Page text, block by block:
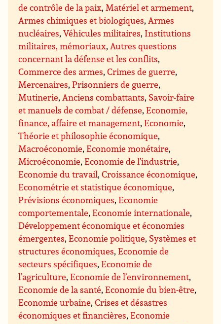
de contrôle de la paix,Matériel et armement,
Armes chimiques et biologiques,Armes
nucléaires,Véhicules militaires, Institutions
militaires, mémoriaux,Autres questions
concernant la défense et les conflits,
Commerce des armes,Crimes de guerre,
Mercenaires,Prisonniers de guerre,
Mutinerie,Anciens combattants, Savoir-faire
et manuels de combat / défense,Economie,
finance, affaire et management,Economie,
Théorie et philosophie économique,
Macroéconomie,Economie monétaire,
Microéconomie,Economie de l’industrie,
Economie du travail,Croissance économique,
Econométrie et statistique économique,
Prévisions économiques,Economie
comportementale,Economie internationale,
Développement économique et économies
émergentes,Economie politique, Systèmes et
structures économiques,Economie de
secteurs spécifiques,Economie de
l’agriculture,Economie de l’environnement,
Economie de la santé,Economie du bien-être,
Economie urbaine,Crises et désastres
économiques et financières,Economie